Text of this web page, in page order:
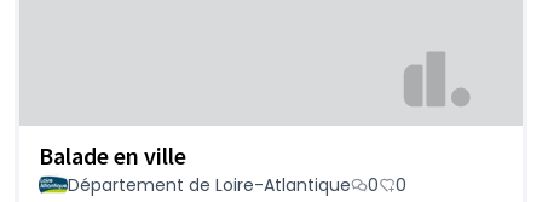
Balade en ville
Département de Loire-Atlantique 0 0